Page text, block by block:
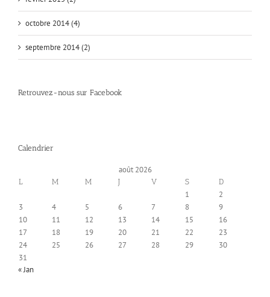
octobre 2014 (4)
septembre 2014 (2)
Retrouvez-nous sur Facebook
Calendrier
août 2026
L M M J V S D
1
2
3
4 5 6 7 8
9
10
11 12 13 14 15
16
17
18 19 20 21 22
23
24
25 26 27 28 29
30
31
« Jan